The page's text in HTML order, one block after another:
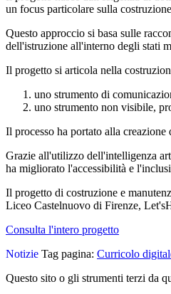
un focus particolare sulla
Questo approccio si basa sulle
dell'istruzione all'interno degli stati
Il progetto si articola nella
uno strumento di
uno strumento non visibile,
Il processo ha portato alla
Grazie all'utilizzo dell'intelligenza
ha migliorato l'accessibilità e
Il progetto di costruzione e
Liceo Castelnuovo di Firenze,
Consulta l'intero progetto
Notizie Tag pagina: Curricolo
Questo sito o gli strumenti terzi da